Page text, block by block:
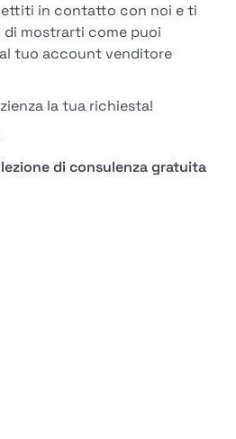
in contatto con noi e ti
di mostrarti come puoi
tuo account venditore
la tua richiesta!
di consulenza gratuita